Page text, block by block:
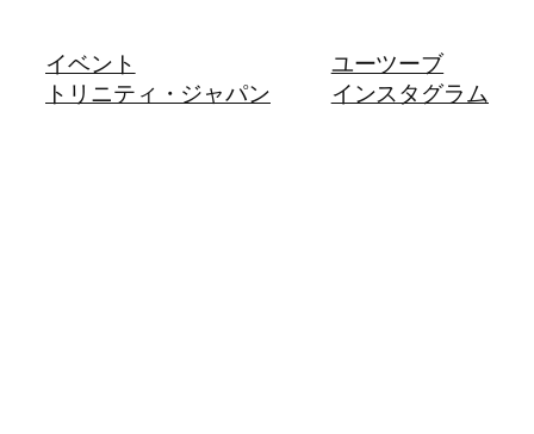
イベント
トリニティ・ジャパン
ユーツーブ
インスタグラム